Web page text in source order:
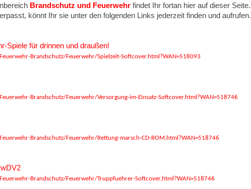
Brandschutz und Feuerwehr findet Ihr fortan hier auf dieser Seite.
könnt Ihr sie unter den folgenden Links jederzeit finden und aufrufen.
Spiele für drinnen und draußen!
Brandschutz/Feuerwehr/Spielzeit-Softcover.html?WAN=518093
Brandschutz/Feuerwehr/Versorgung-im-Einsatz-Softcover.html?WAN=518746
Brandschutz/Feuerwehr/Rettung-marsch-CD-ROM.html?WAN=518746
Brandschutz/Feuerwehr/Truppfuehrer-Softcover.html?WAN=518746